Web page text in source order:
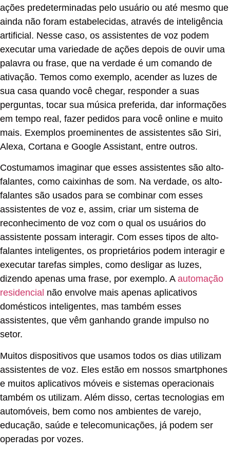
ações predeterminadas pelo usuário ou até mesmo que
ainda não foram estabelecidas, através de inteligência
artificial. Nesse caso, os assistentes de voz podem
executar uma variedade de ações depois de ouvir uma
palavra ou frase, que na verdade é um comando de
ativação. Temos como exemplo, acender as luzes de
sua casa quando você chegar, responder a suas
perguntas, tocar sua música preferida, dar informações
em tempo real, fazer pedidos para você online e muito
mais. Exemplos proeminentes de assistentes são Siri,
Alexa, Cortana e Google Assistant, entre outros.
Costumamos imaginar que esses assistentes são alto-
falantes, como caixinhas de som. Na verdade, os alto-
falantes são usados ​​para se combinar com esses
assistentes de voz e, assim, criar um sistema de
reconhecimento de voz com o qual os usuários do
assistente possam interagir. Com esses tipos de alto-
falantes inteligentes, os proprietários podem interagir e
executar tarefas simples, como desligar as luzes,
dizendo apenas uma frase, por exemplo. A automação
residencial não envolve mais apenas aplicativos
domésticos inteligentes, mas também esses
assistentes, que vêm ganhando grande impulso no
setor.
Muitos dispositivos que usamos todos os dias utilizam
assistentes de voz. Eles estão em nossos smartphones
e muitos aplicativos móveis e sistemas operacionais
também os utilizam. Além disso, certas tecnologias em
automóveis, bem como nos ambientes de varejo,
educação, saúde e telecomunicações, já podem ser
operadas por vozes.